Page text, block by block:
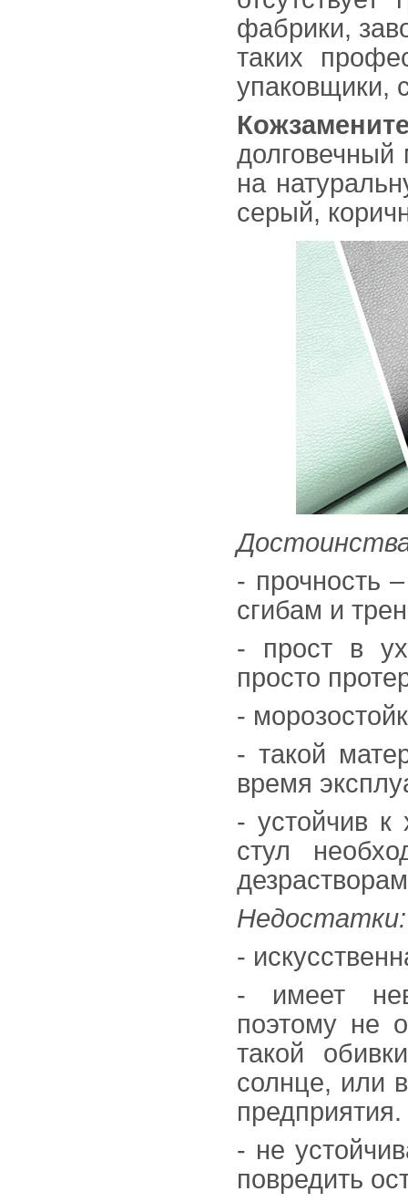
фабрики,
таких
упаковщики,
долговечный
на
серый,
- прочность
сгибам и
- прост в
просто
-
- такой
время
- устойчив к
стул
Недостатки:
-
- имеет
поэтому не
такой
солнце, или
предприятия.
- не
повредить